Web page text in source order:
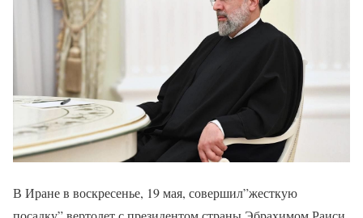
В Иране в воскресенье, 19 мая, совершил”жесткую